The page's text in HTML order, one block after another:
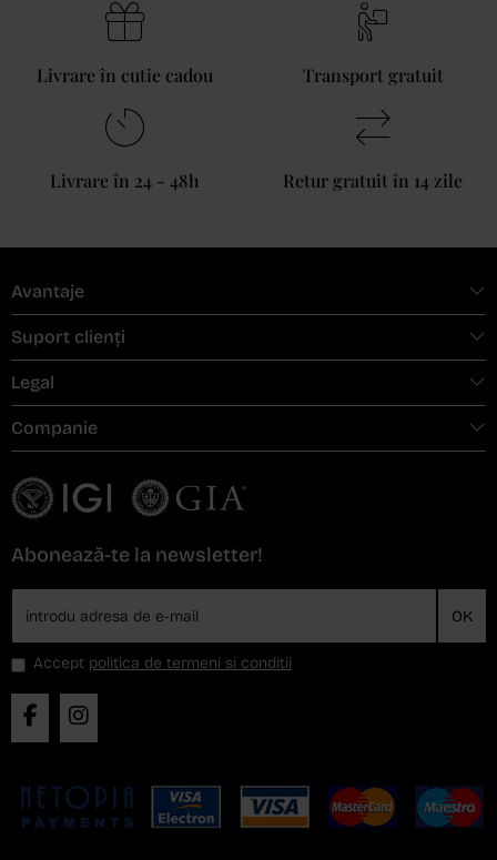
Livrare în cutie cadou Transport gratuit
Livrare în 24 - 48h Retur gratuit în 14 zile
Avantaje
Suport clienți
Legal
Companie
Abonează-te la newsletter!
OK
Accept politica de termeni si conditii